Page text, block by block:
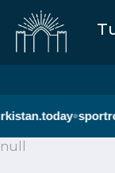
•
null